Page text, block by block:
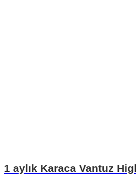
1 aylık Karaca Vantuz